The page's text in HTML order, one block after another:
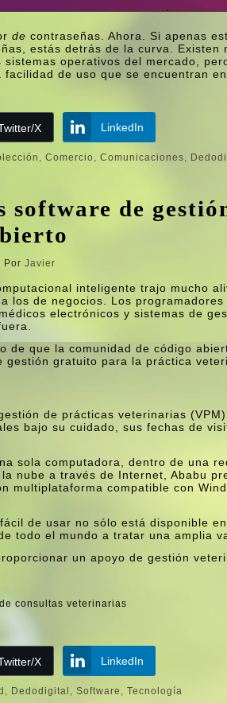
de contraseñas. Ahora. Si apenas
estás detrás de la curva. Existen
sistemas operativos del mercado,
de uso que se encuentran en
X LinkedIn
,Comercio ,Comunicaciones,
software de
Por Javier
inteligente trajo mucho
los de negocios. Los
electrónicos y sistemas de
de que la comunidad de código
gestión gratuito para la práctica
de prácticas veterinarias
bajo su cuidado, sus fechas de
sola computadora, dentro de una
nube a través de Internet, Ababu
multiplataforma compatible con
de usar no sólo está disponible
todo el mundo a tratar una amplia
un apoyo de gestión
consultas veterinarias
X LinkedIn
, Dedodigital ,Software ,Tecnologí­a